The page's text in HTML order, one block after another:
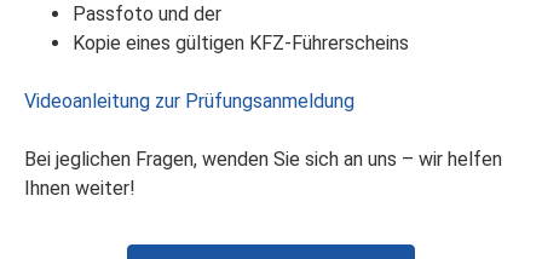
Passfoto und der
Kopie eines gültigen KFZ-Führerscheins
Videoanleitung zur Prüfungsanmeldung
Bei jeglichen Fragen, wenden Sie sich an uns – wir helfen
Ihnen weiter!